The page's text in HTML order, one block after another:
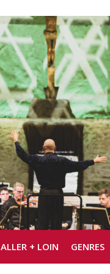
ALLER + LOIN GENRES